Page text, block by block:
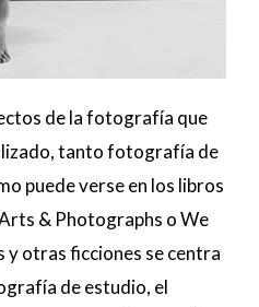
de la fotografía que
tanto fotografía de
puede verse en los libros
& Photographs o We
otras ficciones se centra
de estudio, el